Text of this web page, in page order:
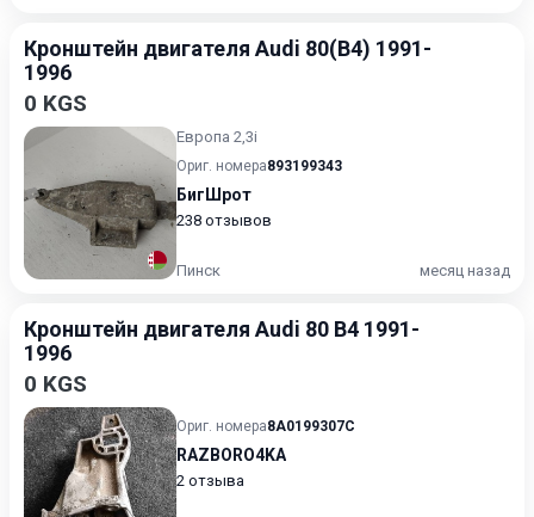
Кронштейн двигателя Audi 80(B4) 1991-
1996
0 KGS
Европа 2,3i
Ориг. номера893199343
БигШрот
238 отзывов
Пинск месяц назад
Кронштейн двигателя Audi 80 B4 1991-
1996
0 KGS
Ориг. номера8A0199307C
RAZBORO4KA
2 отзыва